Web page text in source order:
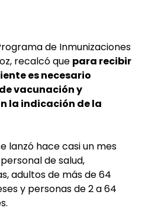
de Inmunizaciones
recalcó que para recibir
es necesario
vacunación y
la indicación de la
lanzó hace casi un mes
de salud,
adultos de más de 64
y personas de 2 a 64